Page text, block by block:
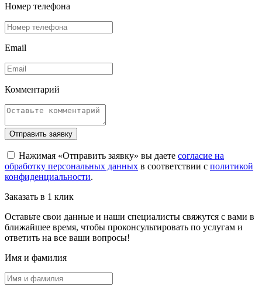
Номер телефона
Email
Комментарий
Отправить заявку
Нажимая «Отправить заявку» вы даете согласие на
обработку персональных данных в соответствии с политикой
конфиденциальности.
Заказать в 1 клик
Оставьте свои данные и наши специалисты свяжутся с вами в
ближайшее время, чтобы проконсультировать по услугам и
ответить на все ваши вопросы!
Имя и фамилия